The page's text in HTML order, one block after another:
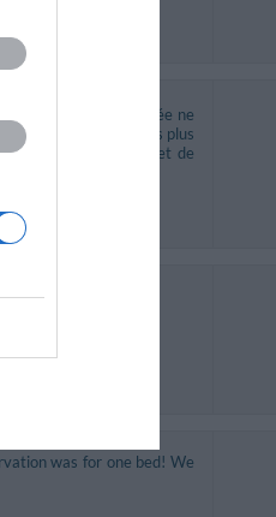
qui nous a été allouée ne
pour environ pas plus
numéro sur la porte et de
was for one bed! We